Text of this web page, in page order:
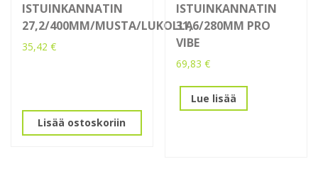
ISTUINKANNATIN
27,2/400MM/MUSTA/LUKOLLA
35,42 €
Lisää ostoskoriin
ISTUINKANNATIN
31,6/280MM PRO
VIBE
69,83€
Lue lisää